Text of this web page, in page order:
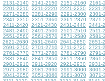
2131-2140 2141-2150 2151-2160
2161-
2201-2210 2211-2220 2221-2230
2231-
2271-2280 2281-2290 2291-2300
2301-
2341-2350 2351-2360 2361-2370
2371-
2411-2420 2421-2430 2431-2440
2441-
2481-2490 2491-2500 2501-2510
2511-
2551-2560 2561-2570 2571-2580
2581-
2621-2630 2631-2640 2641-2650
2651-
2691-2700 2701-2710 2711-2720
2721-
2761-2770 2771-2780 2781-2790
2791-
2831-2840 2841-2850 2851-2860
2861-
2901-2910 2911-2920 2921-2930
2931-
2971-2980 2981-2990 2991-3000
3001-
3041-3050 3051-3060 3061-3070
3071-